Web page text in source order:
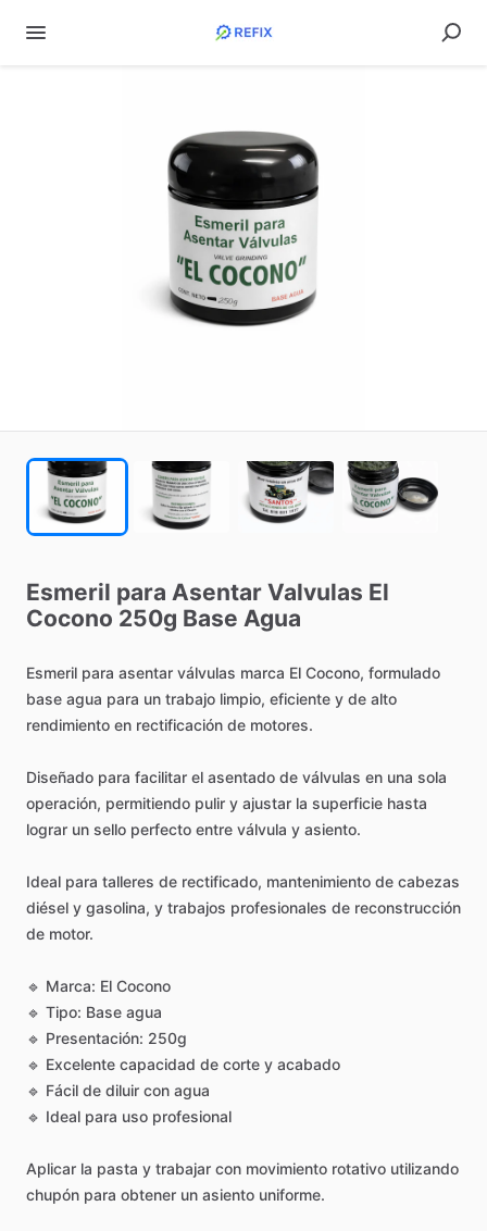
Esmeril para Asentar Valvulas El
Cocono 250g Base Agua
Esmeril para asentar válvulas marca El Cocono, formulado
base agua para un trabajo limpio, eficiente y de alto
rendimiento en rectificación de motores.
Diseñado para facilitar el asentado de válvulas en una sola
operación, permitiendo pulir y ajustar la superficie hasta
lograr un sello perfecto entre válvula y asiento.
Ideal para talleres de rectificado, mantenimiento de cabezas
diésel y gasolina, y trabajos profesionales de reconstrucción
de motor.
🔹 Marca: El Cocono
🔹 Tipo: Base agua
🔹 Presentación: 250g
🔹 Excelente capacidad de corte y acabado
🔹 Fácil de diluir con agua
🔹 Ideal para uso profesional
Aplicar la pasta y trabajar con movimiento rotativo utilizando
chupón para obtener un asiento uniforme.